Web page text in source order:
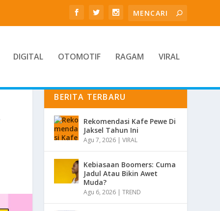
DIGITAL OTOMOTIF RAGAM VIRAL
BERITA TERBARU
Rekomendasi Kafe Pewe Di
Jaksel Tahun Ini
Agu 7, 2026 |VIRAL
Kebiasaan Boomers: Cuma
Jadul Atau Bikin Awet
Muda?
Agu 6, 2026 |TREND